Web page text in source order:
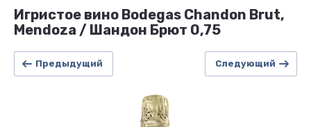
Игристое вино Bodegas Chandon Brut,
Mendoza / Шандон Брют 0,75
Предыдущий Следующий